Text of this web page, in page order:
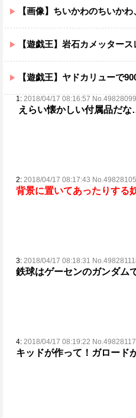
【画像】ちいかわのちいか
【遊戯王】岩石カメッタース
【遊戯王】ヤドカリューで
1: 2018/04/17 08:16:57
えらい懐かしい付属品だ
2: 2018/04/17 08:17:43
背景に置いてあったりする
3: 2018/04/17 08:18:31
鉄球はゲーセンのガンダム
4: 2018/04/17 08:19:22
キッドが作って！ ガロード